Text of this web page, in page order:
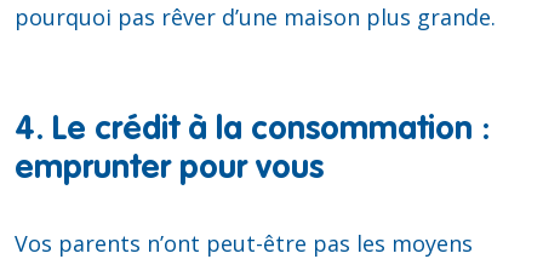
pourquoi pas rêver d’une maison plus grande.
4. Le crédit à la consommation :
emprunter pour vous
Vos parents n’ont peut-être pas les moyens